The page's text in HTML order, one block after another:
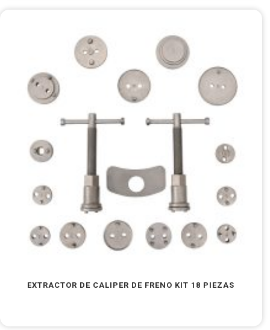
EXTRACTOR DE CALIPER DE FRENO KIT 18 PIEZAS